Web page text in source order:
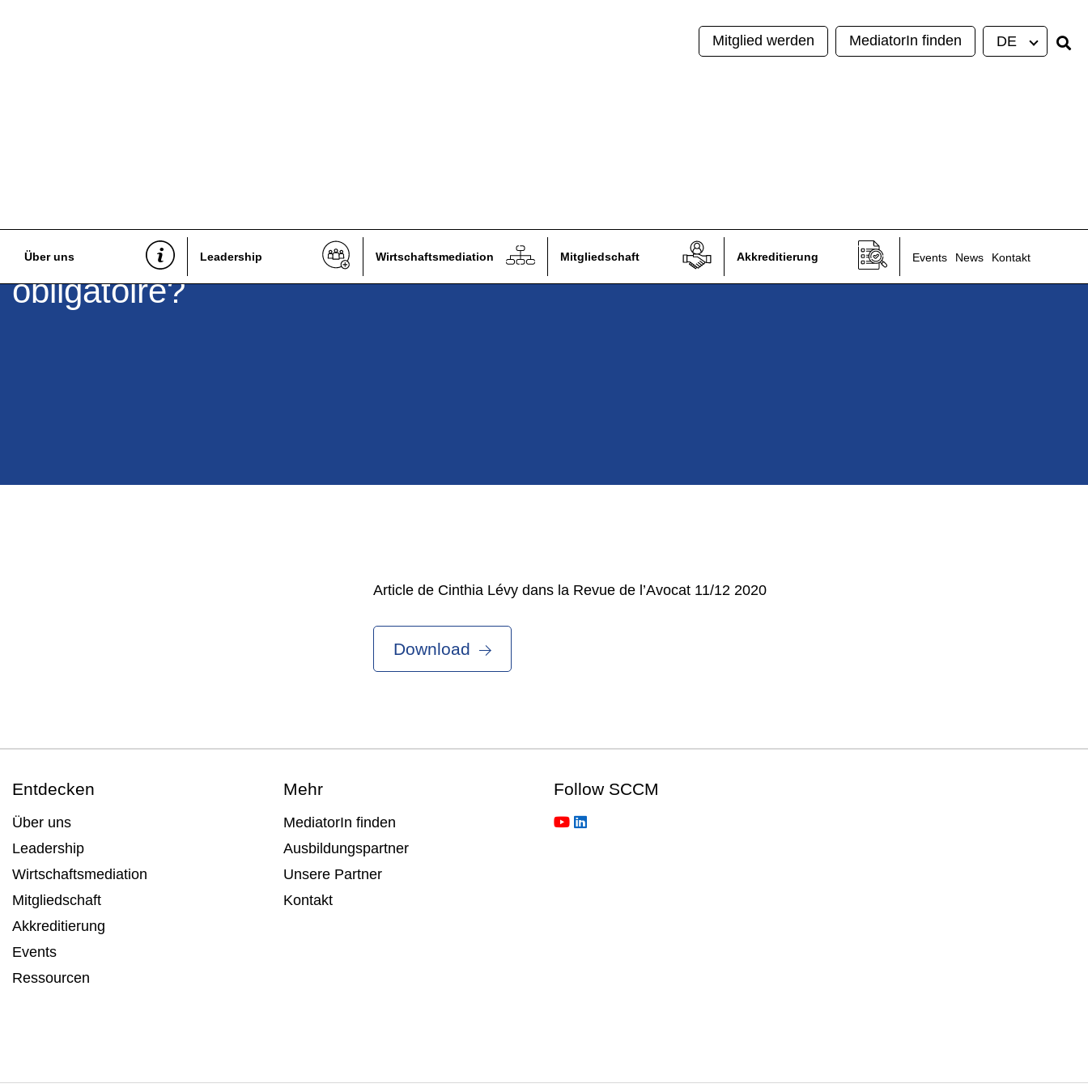
Mitglied werden MediatorIn finden DE
Über uns Leadership Wirtschaftsmediation Mitgliedschaft Akkreditierung Events News Kontakt
Article: Médiation judiciaire: volontaire ou
obligatoire?
Article de Cinthia Lévy dans la Revue de l’Avocat 11/12 2020
Download
Entdecken
Über uns
Leadership
Wirtschaftsmediation
Mitgliedschaft
Akkreditierung
Events
Ressourcen
Mehr
MediatorIn finden
Ausbildungspartner
Unsere Partner
Kontakt
Follow SCCM